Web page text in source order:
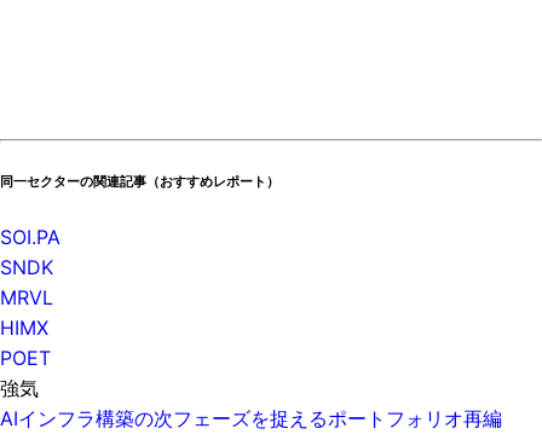
同一セクターの関連記事（おすすめレポート）
SOI.PA
SNDK
MRVL
HIMX
POET
強気
AIインフラ構築の次フェーズを捉えるポートフォリオ再編